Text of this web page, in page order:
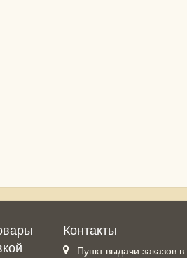
Контакты
Пункт выдачи заказов в